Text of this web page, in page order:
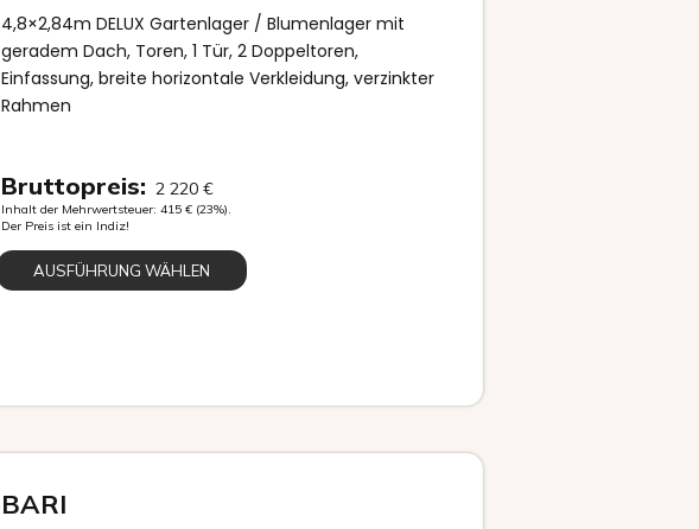
4,8×2,84m DELUX Gartenlager / Blumenlager mit
geradem Dach, Toren, 1 Tür, 2 Doppeltoren,
Einfassung, breite horizontale Verkleidung, verzinkter
Rahmen
Bruttopreis: 2 220 €
Inhalt der Mehrwertsteuer: 415 € (23%).
Der Preis ist ein Indiz!
AUSFÜHRUNG WÄHLEN
BARI